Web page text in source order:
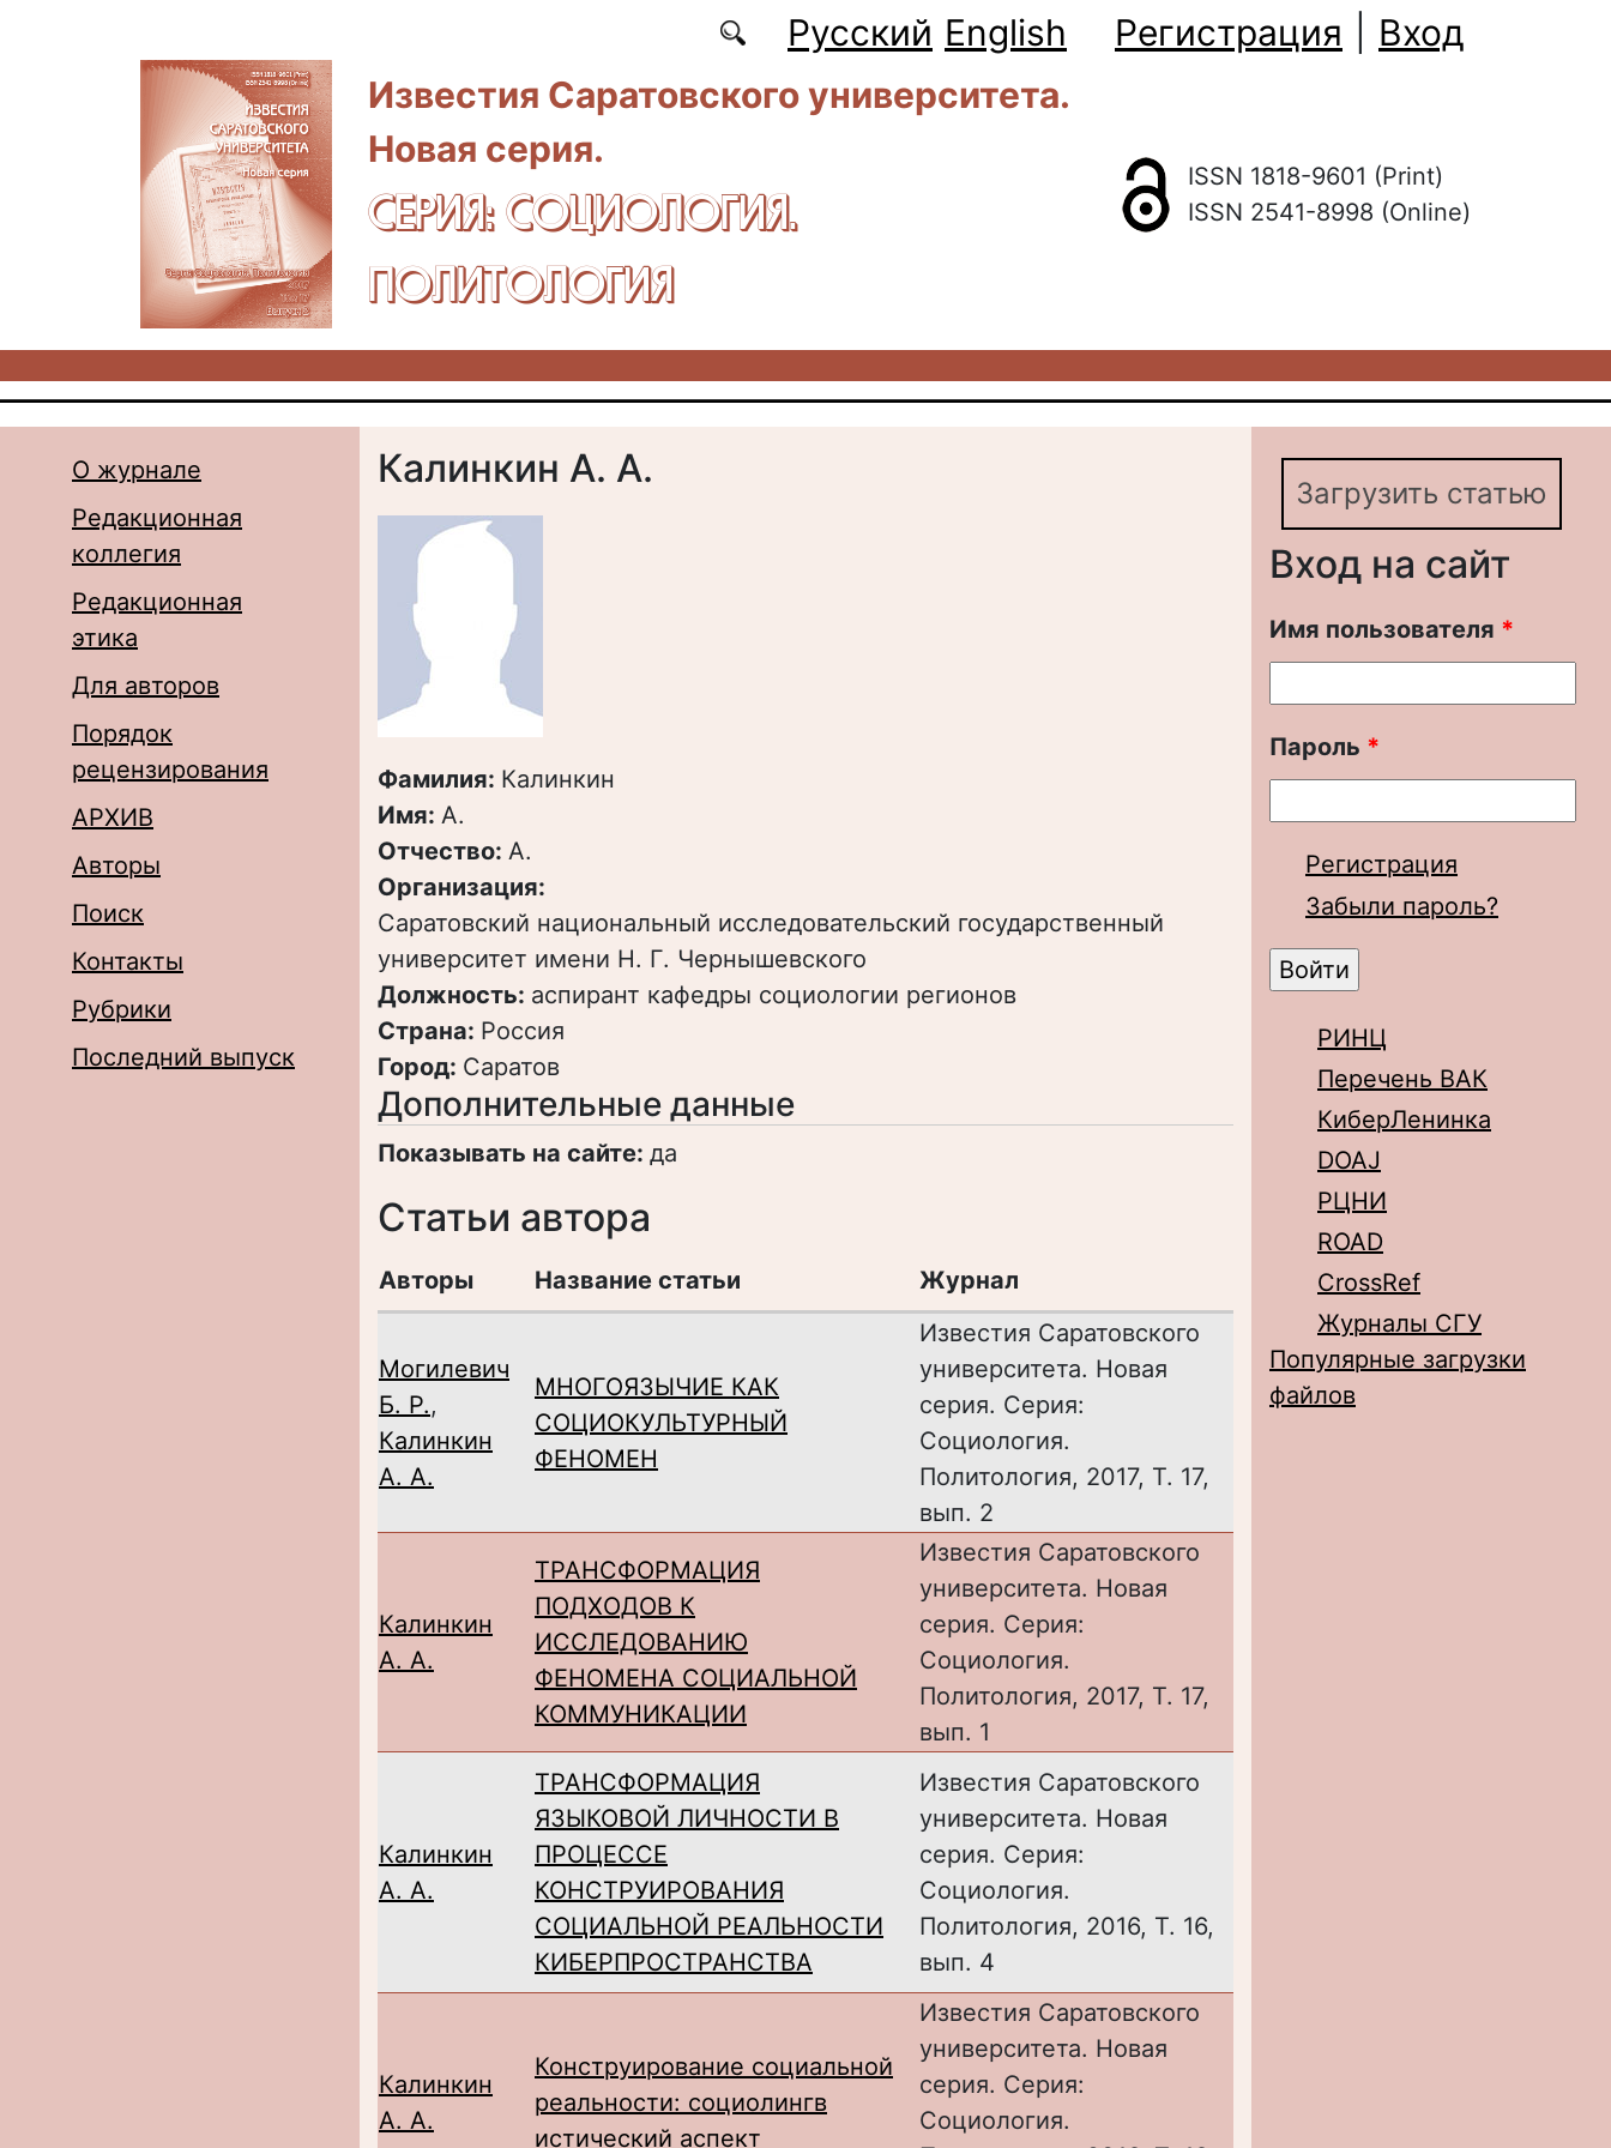
Русский English Регистрация
Вход
Известия Саратовского университета.
Новая серия.
СЕРИЯ: CОЦИОЛОГИЯ.
ПОЛИТОЛОГИЯ
ISSN 1818-9601 (Print)
ISSN 2541-8998 (Online)
О журнале
Редакционная
коллегия
Редакционная
этика
Для авторов
Порядок
рецензирования
АРХИВ
Авторы
Поиск
Контакты
Рубрики
Последний выпуск
Калинкин А. А.
Фамилия: Калинкин
Имя: А.
Отчество: А.
Организация:
Саратовский национальный исследовательский государственный
университет имени Н. Г. Чернышевского
Должность: аспирант кафедры социологии регионов
Страна: Россия
Город: Саратов
Дополнительные данные
Показывать на сайте: да
Статьи автора
Авторы Название статьи Журнал
Могилевич
Б. Р.,
Калинкин
А. А.
МНОГОЯЗЫЧИЕ КАК
СОЦИОКУЛЬТУРНЫЙ
ФЕНОМЕН
Известия Саратовского
университета. Новая
серия. Серия:
Cоциология.
Политология, 2017, Т. 17,
вып. 2
Калинкин
А. А.
ТРАНСФОРМАЦИЯ
ПОДХОДОВ К
ИССЛЕДОВАНИЮ
ФЕНОМЕНА СОЦИАЛЬНОЙ
КОММУНИКАЦИИ
Известия Саратовского
университета. Новая
серия. Серия:
Cоциология.
Политология, 2017, Т. 17,
вып. 1
Калинкин
А. А.
ТРАНСФОРМАЦИЯ
ЯЗЫКОВОЙ ЛИЧНОСТИ В
ПРОЦЕССЕ
КОНСТРУИРОВАНИЯ
СОЦИАЛЬНОЙ РЕАЛЬНОСТИ
КИБЕРПРОСТРАНСТВА
Известия Саратовского
университета. Новая
серия. Серия:
Cоциология.
Политология, 2016, Т. 16,
вып. 4
Калинкин
А. А.
Конструирование социальной
реальности: социолингв
истический аспект
Известия Саратовского
университета. Новая
серия. Серия:
Cоциология.
Загрузить статью
Вход на сайт
Имя пользователя *
Пароль *
Регистрация
Забыли пароль?
РИНЦ
Перечень ВАК
КиберЛенинка
DOAJ
РЦНИ
ROAD
CrossRef
Журналы СГУ
Популярные загрузки
файлов